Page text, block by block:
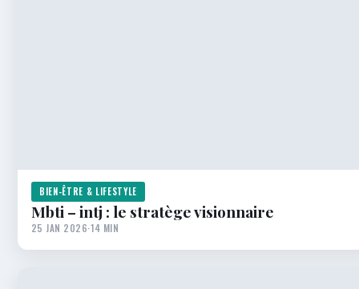
BIEN-ÊTRE & LIFESTYLE
Mbti – intj : le stratège visionnaire
25 JAN 2026·14 MIN